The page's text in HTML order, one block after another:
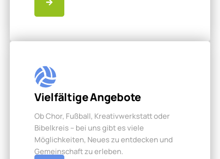
Vielfältige Angebote
Ob Chor, Fußball, Kreativwerkstatt oder
Bibelkreis – bei uns gibt es viele
Möglichkeiten, Neues zu entdecken und
Gemeinschaft zu erleben.